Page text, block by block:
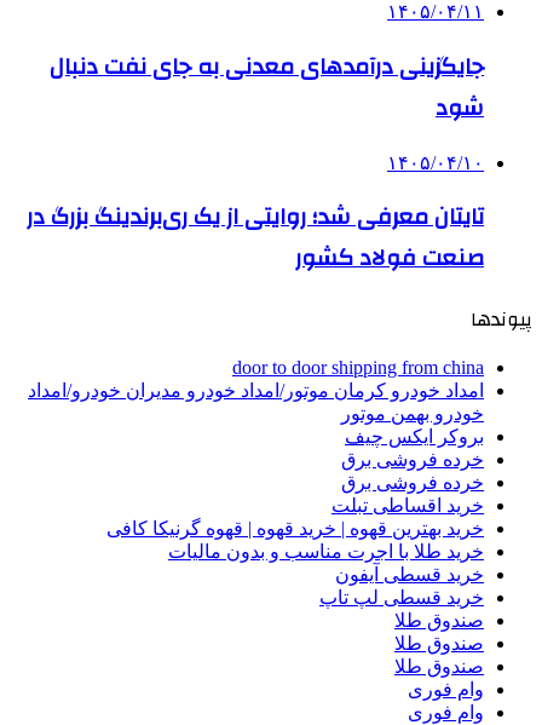
۱۴۰۵/۰۴/۱۱
جایگزینی درآمدهای معدنی به جای نفت دنبال
شود
۱۴۰۵/۰۴/۱۰
تایتان معرفی شد؛ روایتی از یک ری‌برندینگ بزرگ در
صنعت فولاد کشور
پیوندها
door to door shipping from china
امداد خودرو کرمان موتور/امداد خودرو مدیران خودرو/امداد
خودرو بهمن موتور
بروکر ایکس چیف
خرده فروشی برق
خرده فروشی برق
خرید اقساطی تبلت
خرید بهترین قهوه | خرید قهوه | قهوه گرنیکا کافی
خرید طلا با اجرت مناسب و بدون مالیات
خرید قسطی آیفون
خرید قسطی لپ تاپ
صندوق طلا
صندوق طلا
صندوق طلا
وام فوری
وام فوری